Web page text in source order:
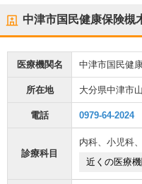
中津市国民健康保険槻
医療機関名 中津市国民健
所在地 大分県中津市
電話 0979-64-2024
診療科目
内科、 小児科、
近くの医療